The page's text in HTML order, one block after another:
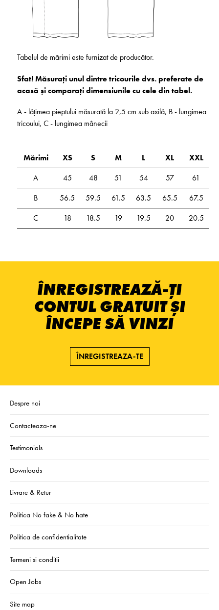
Tabelul de mărimi este furnizat de producător.
Sfat! Măsurați unul dintre tricourile dvs. preferate de
acasă și comparați dimensiunile cu cele din tabel.
A - lățimea pieptului măsurată la 2,5 cm sub axilă, B - lungimea
tricoului, C - lungimea mânecii
Mărimi XS S M L XL
XXL
A
45 48 51 54 57
61
B
56.5 59.5 61.5 63.5 65.5
67.5
C
18 18.5 19 19.5 20 20.5
ÎNREGISTREAZĂ-ȚI
CONTUL GRATUIT ȘI
ÎNCEPE SĂ VINZI
ÎNREGISTREAZA-TE
Despre noi
Contacteaza-ne
Testimonials
Downloads
Livrare & Retur
Politica No fake & No hate
Politica de confidentialitate
Termeni si conditii
Open Jobs
Site map